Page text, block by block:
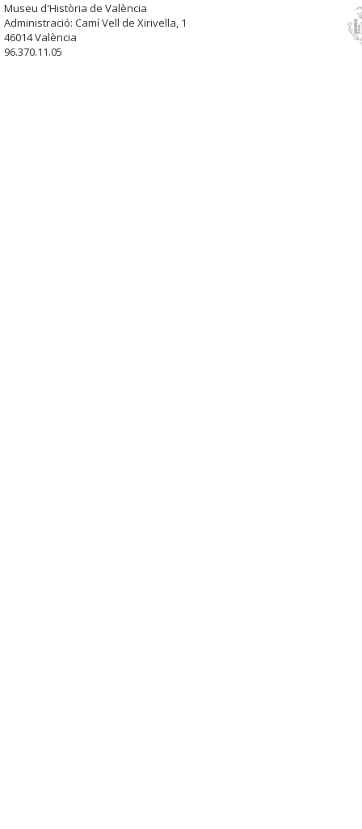
Museu d'Història de València
Administració: Camí Vell de Xirivella, 1
46014 València
96.370.11.05